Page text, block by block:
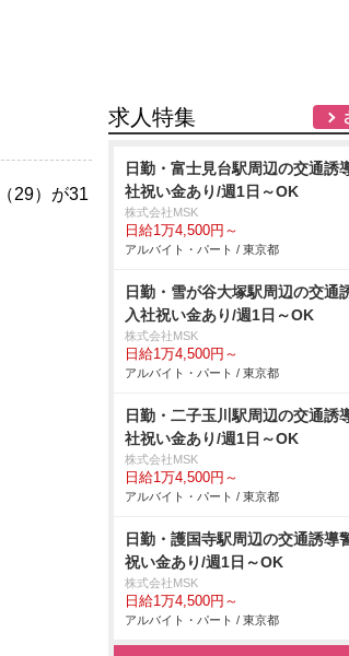
（29）が31
求人特集
日勤・富士見台駅周辺の交通誘
社祝い金あり/週1日～OK
株式会社MSK
日給1万4,500円～
アルバイト・パート / 東京都
日勤・雪が谷大塚駅周辺の交通
入社祝い金あり/週1日～OK
株式会社MSK
日給1万4,500円～
アルバイト・パート / 東京都
日勤・二子玉川駅周辺の交通誘
社祝い金あり/週1日～OK
株式会社MSK
日給1万4,500円～
アルバイト・パート / 東京都
日勤・護国寺駅周辺の交通誘導
祝い金あり/週1日～OK
株式会社MSK
日給1万4,500円～
アルバイト・パート / 東京都